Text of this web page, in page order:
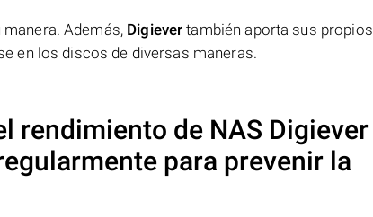
Además, Digiever también aporta sus propios
en los discos de diversas maneras.
rendimiento de NAS Digiever
para prevenir la